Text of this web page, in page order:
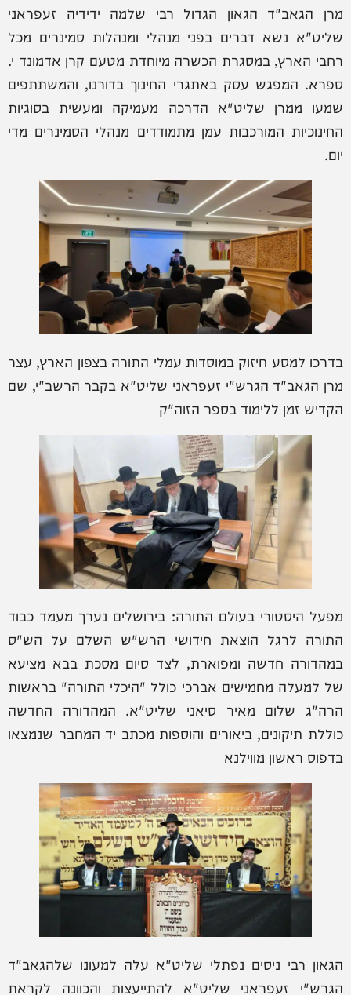
מרן הגאב"ד הגאון הגדול רבי שלמה ידידיה זעפראני
שליט"א נשא דברים בפני מנהלי ומנהלות סמינרים מכל
רחבי הארץ, במסגרת הכשרה מיוחדת מטעם קרן אדמונד י.
ספרא. המפגש עסק באתגרי החינוך בדורנו, והמשתתפים
שמעו ממרן שליט"א הדרכה מעמיקה ומעשית בסוגיות
החינוכיות המורכבות עמן מתמודדים מנהלי הסמינרים מדי
יום.
בדרכו למסע חיזוק במוסדות עמלי התורה בצפון הארץ, עצר
מרן הגאב"ד הגרש"י זעפראני שליט"א בקבר הרשב"י, שם
הקדיש זמן ללימוד בספר הזוה"ק
מפעל היסטורי בעולם התורה: בירושלים נערך מעמד כבוד
התורה לרגל הוצאת חידושי הרש"ש השלם על הש"ס
במהדורה חדשה ומפוארת, לצד סיום מסכת בבא מציעא
של למעלה מחמישים אברכי כולל "היכלי התורה" בראשות
הרה"ג שלום מאיר סיאני שליט"א. המהדורה החדשה
כוללת תיקונים, ביאורים והוספות מכתב יד המחבר שנמצאו
בדפוס ראשון מווילנא
הגאון רבי ניסים נפתלי שליט"א עלה למעונו שלהגאב"ד
הגרש"י זעפראני שליט"א להתייעצות והכוונה לקראת